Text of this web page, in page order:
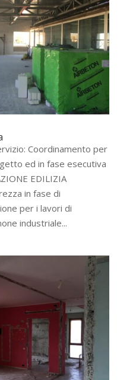
Coordinamento per
ed in fase esecutiva
EDILIZIA
in fase di
per i lavori di
industriale...